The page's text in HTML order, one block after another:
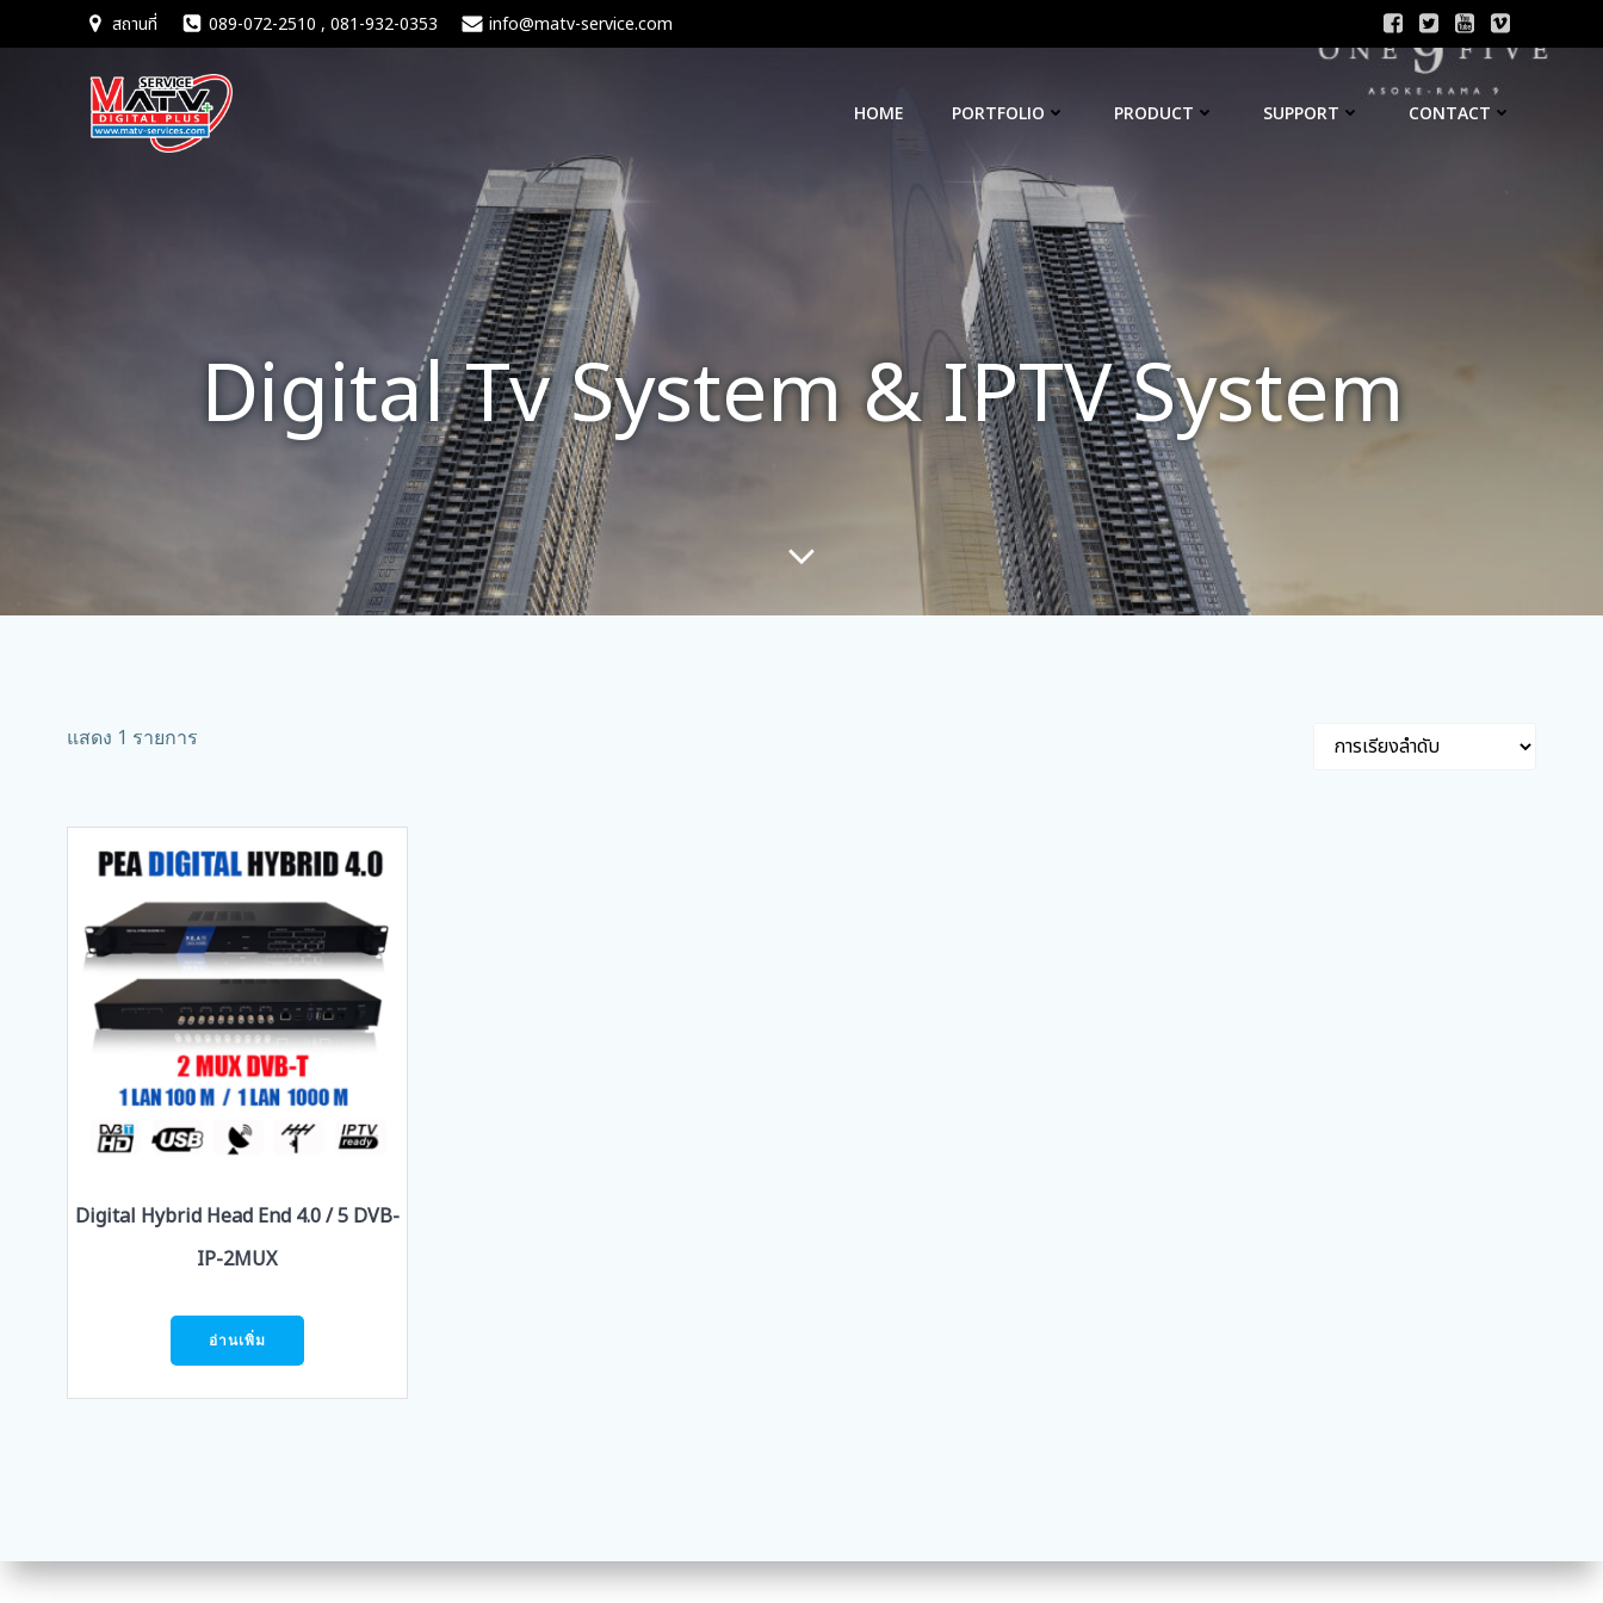
to
สถานที่ 089-072-2510 , 081-932-0353 info@matv-service.com
HOME PORTFOLIO PRODUCT SUPPORT CONTACT
Digital Tv System & IPTV System
แสดง 1 รายการ
Digital Hybrid Head End 4.0 / 5 DVB-
IP-2MUX
อ่านเพิ่ม